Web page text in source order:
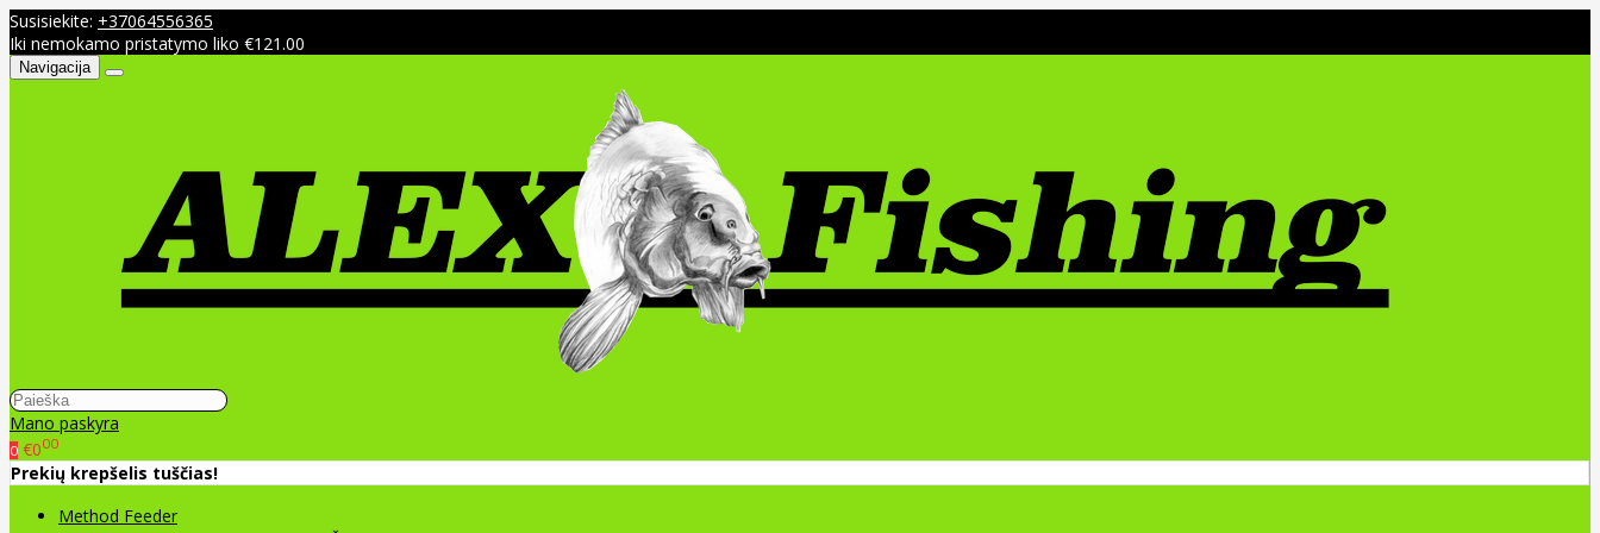
Susisiekite: +37064556365
Iki nemokamo pristatymo liko €121.00
Navigacija
Mano paskyra
0 €000
Prekių krepšelis tuščias!
Method Feeder